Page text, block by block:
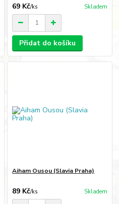
69 Kč/ks Skladem
Přidat do košíku
Aiham Ousou (Slavia Praha)
89 Kč/ks Skladem